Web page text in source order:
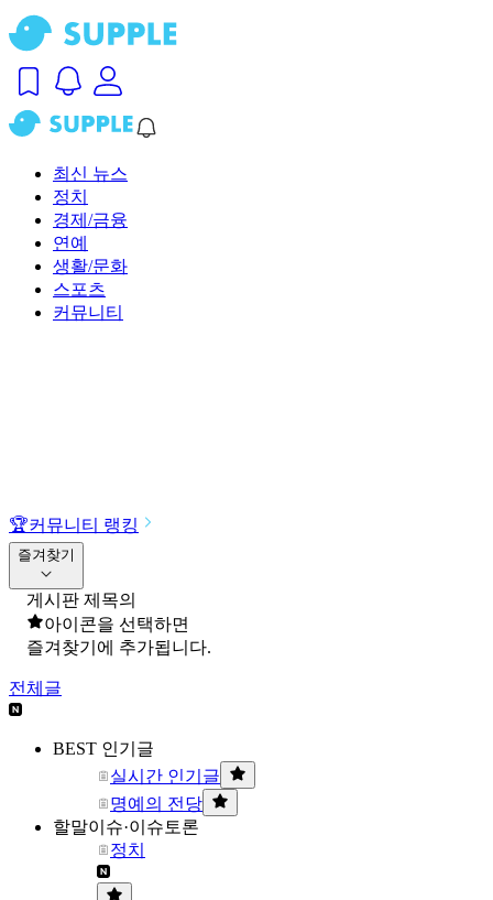
최신 뉴스
정치
경제/금융
연예
생활/문화
스포츠
커뮤니티
🏆커뮤니티 랭킹
즐겨찾기
게시판 제목의
아이콘을 선택하면
즐겨찾기에 추가됩니다.
전체글
BEST 인기글
실시간 인기글
명예의 전당
할말이슈·이슈토론
정치